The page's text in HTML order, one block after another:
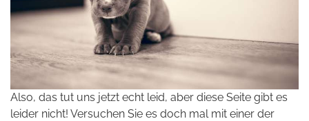
Also, das tut uns jetzt echt leid, aber diese Seite gibt es
leider nicht! Versuchen Sie es doch mal mit einer der